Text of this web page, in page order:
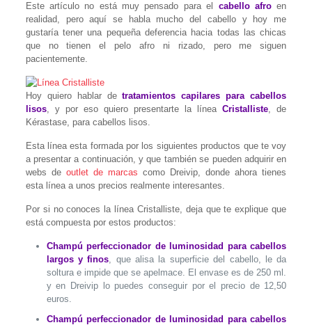
Este artículo no está muy pensado para el cabello afroen
realidad, pero aquí se habla mucho del cabello y hoy me
gustaría tener una pequeña deferencia hacia todas las chicas
que no tienen el pelo afro ni rizado, pero me siguen
pacientemente.
Hoy quiero hablar detratamientos capilares para cabellos
lisos, y por eso quiero presentarte la líneaCristalliste, de
Kérastase, para cabellos lisos.
Esta línea esta formada por los siguientes productos que te voy
a presentar a continuación, y que también se pueden adquirir en
webs de outlet de marcas como Dreivip, donde ahora tienes
esta línea a unos precios realmente interesantes.
Por si no conoces la línea Cristalliste, deja que te explique que
está compuesta por estos productos:
Champú perfeccionador de luminosidad para cabellos
largos y finos, que alisa la superficie del cabello, le da
soltura e impide que se apelmace. El envase es de 250 ml.
y en Dreivip lo puedes conseguir por el precio de 12,50
euros.
Champú perfeccionador de luminosidad para cabellos